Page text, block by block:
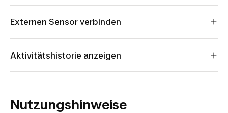
Externen Sensor verbinden
Aktivitätshistorie anzeigen
Nutzungshinweise